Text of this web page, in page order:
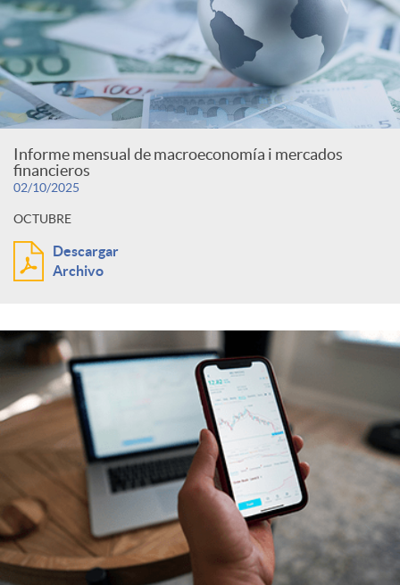
Informe mensual de macroeconomía i mercados
financieros
02/10/2025
OCTUBRE
Descargar
Archivo